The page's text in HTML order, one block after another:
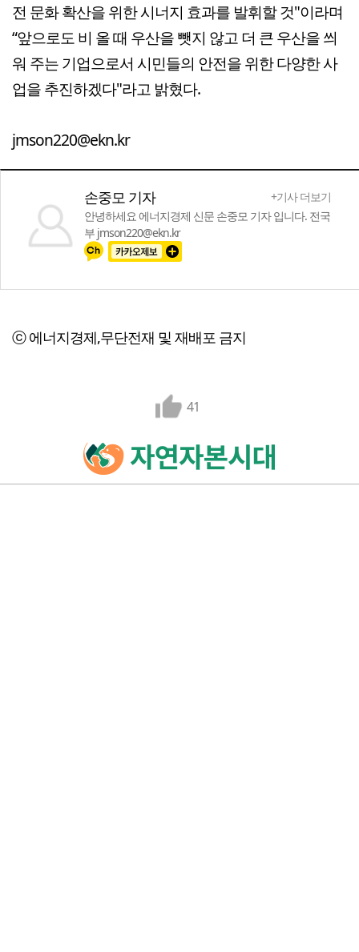
전 문화 확산을 위한 시너지 효과를 발휘할 것"이라며
“앞으로도 비 올 때 우산을 뺏지 않고 더 큰 우산을 씌
워 주는 기업으로서 시민들의 안전을 위한 다양한 사
업을 추진하겠다"라고 밝혔다.
jmson220@ekn.kr
손중모 기자
+기사 더보기
안녕하세요 에너지경제 신문 손중모 기자 입니다. 전국
부 jmson220@ekn.kr
ⓒ 에너지경제,무단전재 및 재배포 금지
41